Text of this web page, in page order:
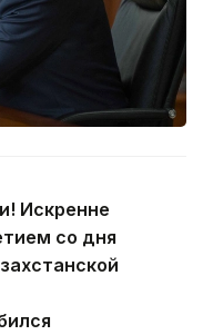
Искренне
со дня